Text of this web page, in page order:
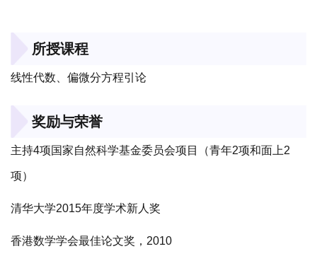
所授课程
线性代数、偏微分方程引论
奖励与荣誉
主持4项国家自然科学基金委员会项目（青年2项和面上2
项）
清华大学2015年度学术新人奖
香港数学学会最佳论文奖，2010